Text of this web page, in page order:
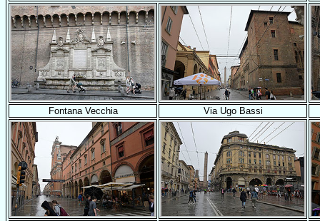
Fontana Vecchia Via Ugo Bassi